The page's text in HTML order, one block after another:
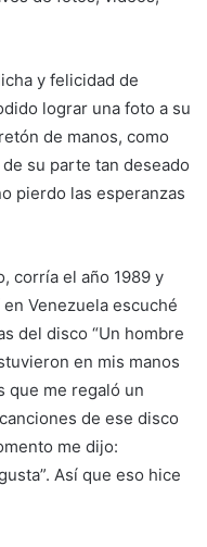
y felicidad de
lograr una foto a su
de manos, como
su parte tan deseado
pierdo las esperanzas
corría el año 1989 y
Venezuela escuché
del disco “Un hombre
en mis manos
que me regaló un
de ese disco
me dijo:
Así que eso hice